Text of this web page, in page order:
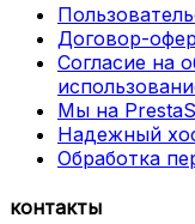
Договор-
Согласие на
Мы на
Надежный
Обработка
контакты